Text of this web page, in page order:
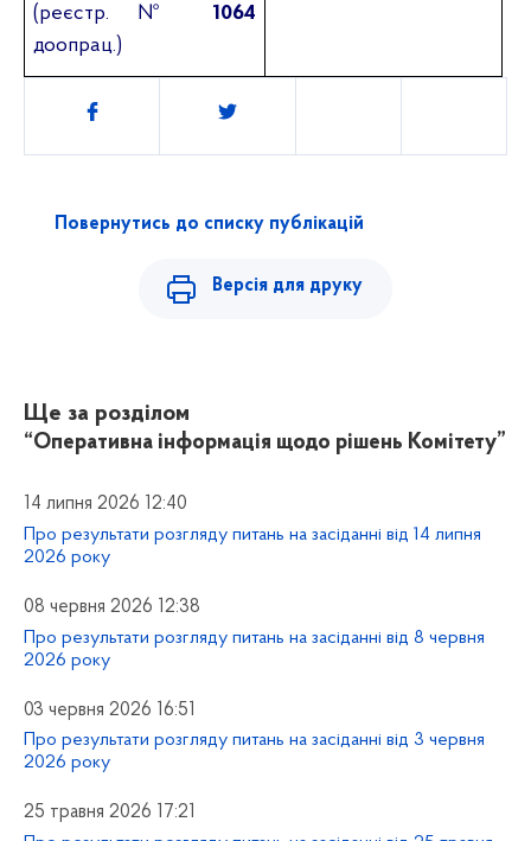
(реєстр. № 1064
доопрац.)
Поділитись
Повернутись до списку публікацій
Версія для друку
Ще за розділом
“Оперативна інформація щодо рішень Комітету”
14 липня 2026 12:40
Про результати розгляду питань на засіданні від 14 липня
2026 року
08 червня 2026 12:38
Про результати розгляду питань на засіданні від 8 червня
2026 року
03 червня 2026 16:51
Про результати розгляду питань на засіданні від 3 червня
2026 року
25 травня 2026 17:21